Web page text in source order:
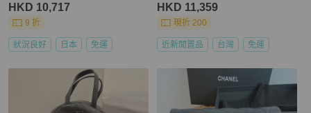
HKD 10,717
9 折
狀況良好 日本 免運
HKD 11,359
現折 200
近新閒置品 台灣 免運